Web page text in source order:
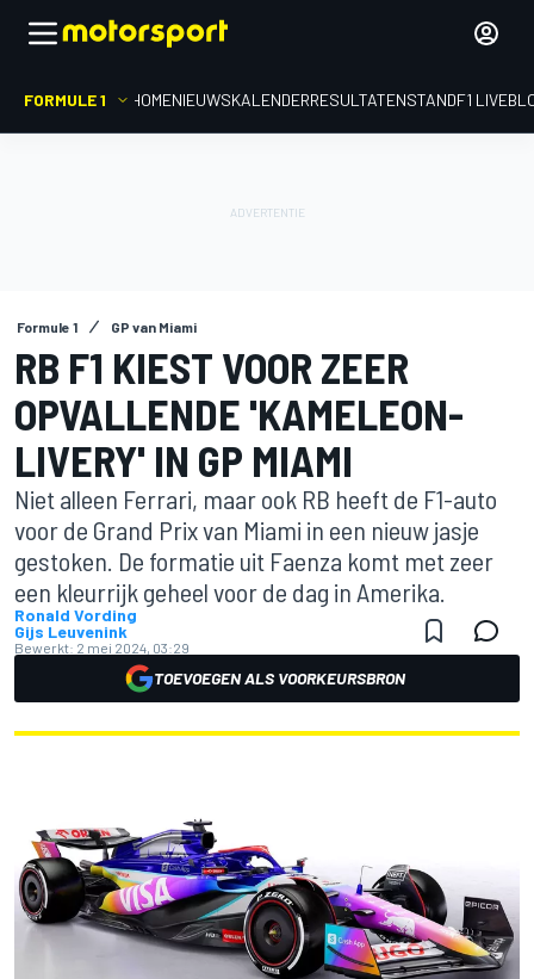
FORMULE 1 HOMENIEUWSKALENDERRESULTATENSTANDF1
Formule 1 GP van Miami
RB F1 KIEST VOOR ZEER
OPVALLENDE 'KAMELEON-
LIVERY' IN GP MIAMI
Niet alleen Ferrari, maar ook RB heeft de F1-auto
voor de Grand Prix van Miami in een nieuw jasje
gestoken. De formatie uit Faenza komt met zeer
een kleurrijk geheel voor de dag in Amerika.
Ronald Vording
Gijs Leuvenink
Bewerkt: 2 mei 2024, 03:29
TOEVOEGEN ALS VOORKEURSBRON